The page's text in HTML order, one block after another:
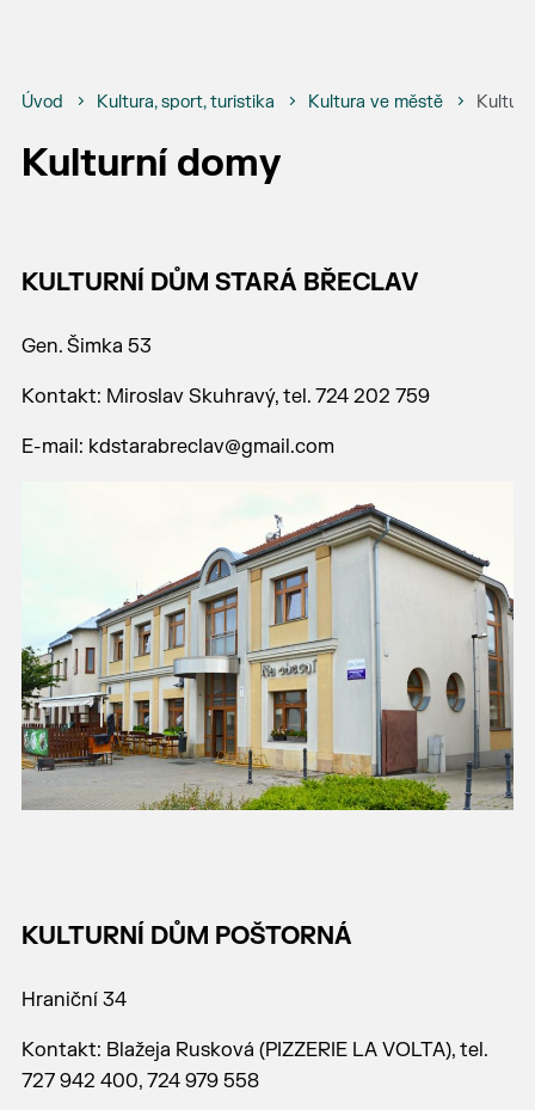
Úvod Kultura, sport, turistika Kultura ve městě
Kulturní domy
KULTURNÍ DŮM STARÁ BŘECLAV
Gen. Šimka 53
Kontakt: Miroslav Skuhravý, tel. 724 202 759
E-mail: kdstarabreclav@gmail.com
KULTURNÍ DŮM POŠTORNÁ
Hraniční 34
Kontakt: Blažeja Rusková (PIZZERIE LA VOLTA), tel.
727 942 400, 724 979 558